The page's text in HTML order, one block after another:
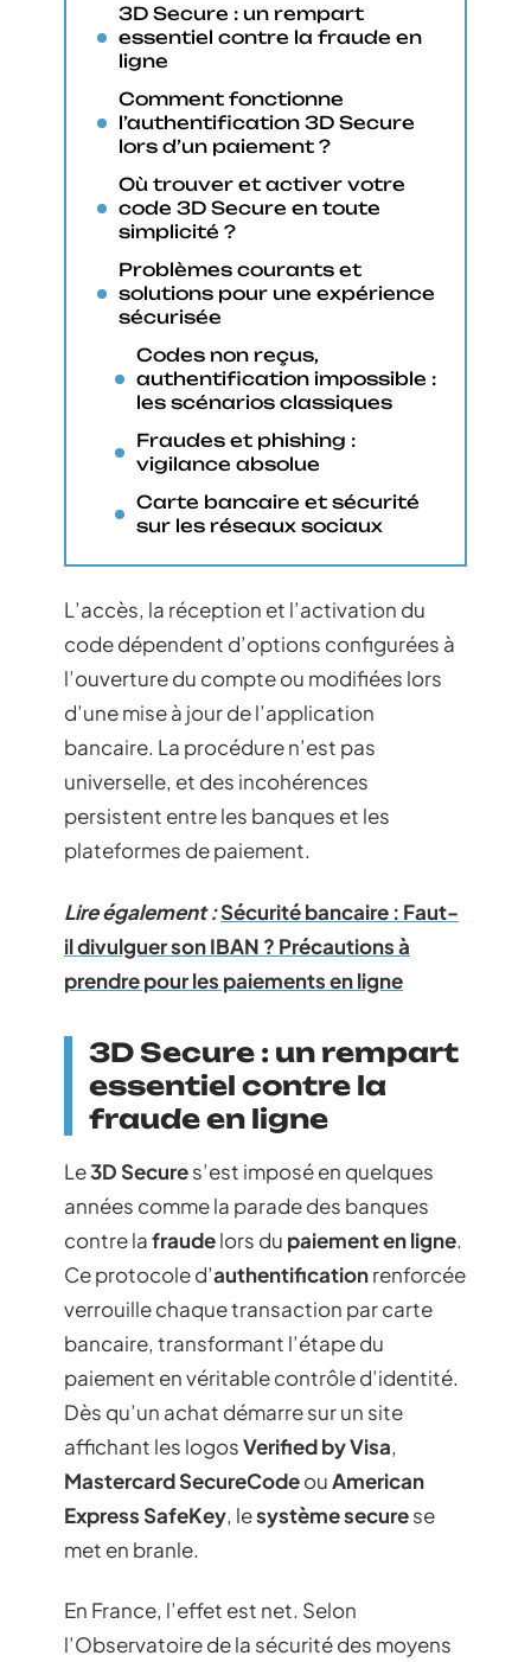
3D Secure : un rempart
essentiel contre la fraude en
ligne
Comment fonctionne
l’authentification 3D Secure
lors d’un paiement ?
Où trouver et activer votre
code 3D Secure en toute
simplicité ?
Problèmes courants et
solutions pour une expérience
sécurisée
Codes non reçus,
authentification impossible :
les scénarios classiques
Fraudes et phishing :
vigilance absolue
Carte bancaire et sécurité
sur les réseaux sociaux
L’accès, la réception et l’activation du
code dépendent d’options configurées à
l’ouverture du compte ou modifiées lors
d’une mise à jour de l’application
bancaire. La procédure n’est pas
universelle, et des incohérences
persistent entre les banques et les
plateformes de paiement.
Lire également :Sécurité bancaire : Faut-
il divulguer son IBAN ? Précautions à
prendre pour les paiements en ligne
3D Secure : un rempart
essentiel contre la
fraude en ligne
Le3D Secures’est imposé en quelques
années comme la parade des banques
contre lafraudelors du paiement en ligne.
Ce protocole d’authentificationrenforcée
verrouille chaque transaction par carte
bancaire, transformant l’étape du
paiement en véritable contrôle d’identité.
Dès qu’un achat démarre sur un site
affichant les logosVerified by Visa,
Mastercard SecureCodeouAmerican
Express SafeKey, lesystème securese
met en branle.
En France, l’effet est net. Selon
l’Observatoire de la sécurité des moyens